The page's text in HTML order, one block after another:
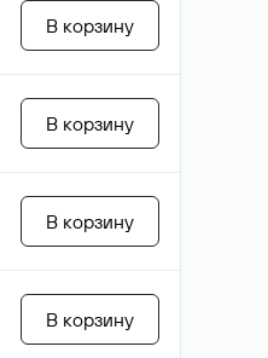
В корзину
В корзину
В корзину
В корзину